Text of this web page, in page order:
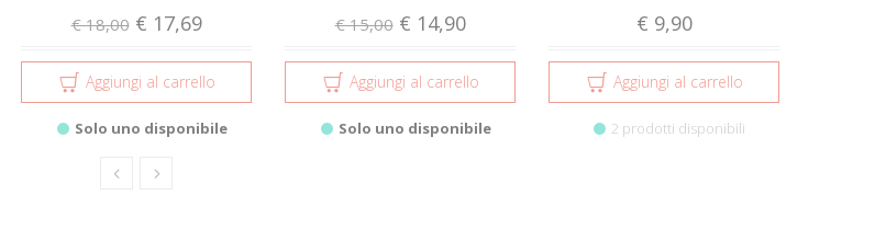
€ 18,00 € 17,69
Aggiungi al carrello
Solo uno disponibile
€ 15,00 € 14,90
Aggiungi al carrello
Solo uno disponibile
€ 9,90
Aggiungi al carrello
2 prodotti disponibili